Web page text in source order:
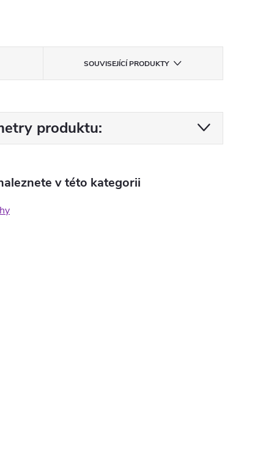
SOUVISEJÍCÍ PRODUKTY
produktu:
v této kategorii